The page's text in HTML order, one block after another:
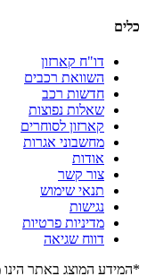
כלים
דו"ח קארזון
השוואת רכבים
חדשות רכב
שאלות נפוצות
קארזון לסוחרים
מחשבוני אגרות
אודות
צור קשר
תנאי שימוש
נגישות
מדיניות פרטיות
דווח שגיאה
*המידע המוצג באתר